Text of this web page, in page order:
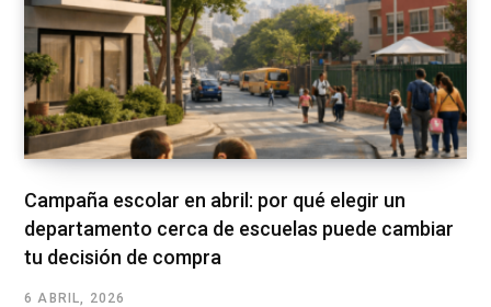
Campaña escolar en abril: por qué elegir un
departamento cerca de escuelas puede cambiar
tu decisión de compra
6 ABRIL, 2026